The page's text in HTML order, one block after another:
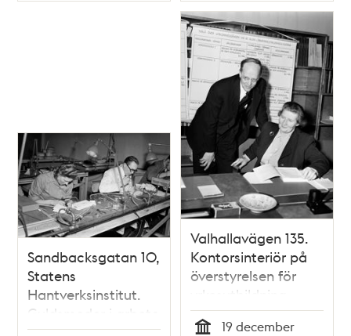
Sandbacksgatan 10,
Statens
Hantverksinstitut.
Guldsmeder i arbete
Valhallavägen 135.
Kontorsinteriör på
överstyrelsen för
yrkesutbildning
19 december